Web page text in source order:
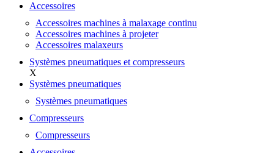
Accessoires
Accessoires machines à malaxage continu
Accessoires machines à projeter
Accessoires malaxeurs
Systèmes pneumatiques et compresseurs
X
Systèmes pneumatiques
Systèmes pneumatiques
Compresseurs
Compresseurs